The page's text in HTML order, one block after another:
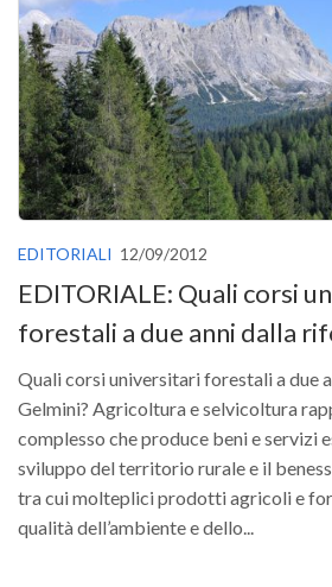
III Congresso (Viterbo 2001)
II Congresso (Bologna 1999)
I Congresso (Padova 1997)
Redazione
Pagina Principale
Pillole di Scienze Forestali
Highlights
Cartella Stampa
Comunicati
Infografiche
Video
EDITORIALI 12/09/2012
EDITORIALE: Quali corsi
forestali a due anni dalla
Quali corsi universitari forestali a due
Gelmini? Agricoltura e selvicoltura
complesso che produce beni e servizi
sviluppo del territorio rurale e il
tra cui molteplici prodotti agricoli e
qualità dell’ambiente e dello...